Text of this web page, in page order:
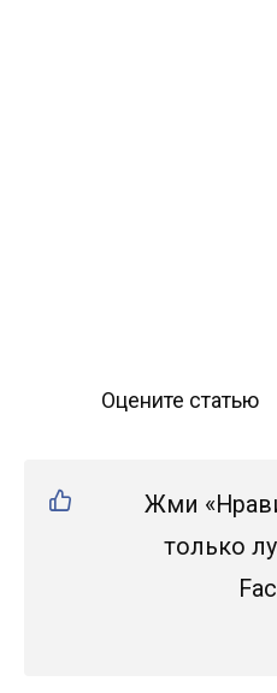
Оцените статью
Жми
только